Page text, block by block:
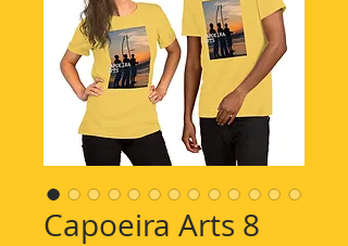
Capoeira Arts 8